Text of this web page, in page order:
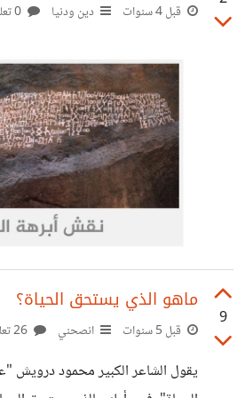
قبل 4 سنوات دين ودنيا
9
ماهو الذي يستحق الحياة؟
قبل 5 سنوات انصحني
يقول الشاعر الكبير محمود درويش